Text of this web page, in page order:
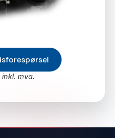
inkl. mva.